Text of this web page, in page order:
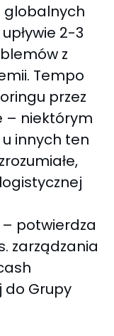
globalnych
2-3
z
Tempo
przez
– niektórym
u innych ten
potwierdza
zarządzania
do Grupy